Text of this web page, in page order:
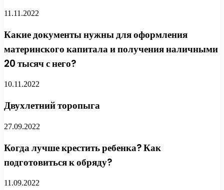
11.11.2022
Какие документы нужны для оформления
материнского капитала и получения наличными
20 тысяч с него?
10.11.2022
Двухлетний торопыга
27.09.2022
Когда лучше крестить ребенка? Как
подготовиться к обряду?
11.09.2022